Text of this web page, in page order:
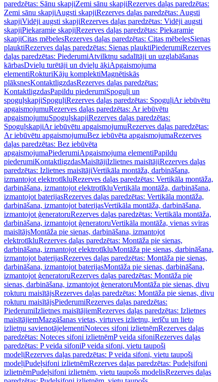
paredzētas: Sānu skapjiZemi sānu skapjiRezerves daļas paredzētas:
Zemi sānu skapjiAugsti skapjiRezerves daļas paredzētas: Augsti
skapjiVidēji augsti skapjiRezerves daļas paredzētas: Vidēji augsti
skapjiPiekaramie skapjiRezerves daļas paredzētas: Piekaramie
skapjiCitas mēbelesRezerves daļas paredzētas: Citas mēbelesSienas
plauktiRezerves daļas paredzētas: Sienas plauktiPiederumiRezerves
daļas paredzētas: PiederumiAtvilktņu sadalītāji un uzglabāšanas
kārbasDvieļu turētāji un dvieļu āķiApgaismojuma
elementiRokturiKāju komplektiMagnētiskās
plāksnesKontaktligzdasRezerves daļas paredzētas:
KontaktligzdasPapildu piederumiSpoguļi un
spoguļskapjiSpoguļiRezerves daļas paredzētas: SpoguļiAr iebūvētu
apgaismojumuRezerves daļas paredzētas: Ar iebūvētu
apgaismojumuSpoguļskapjiRezerves daļas paredzētas:
SpoguļskapjiAr iebūvētu apgaismojumuRezerves daļas paredzētas:
Ar iebūvētu apgaismojumuBez iebūvēta apgaismojumaRezerves
daļas paredzētas: Bez iebūvēta
apgaismojumaPiederumiApgaismojuma elementiPapildu
piederumiKontaktligzdasMaisītājiIzlietnes maisītājiRezerves daļas
paredzētas: Izlietnes maisītājiVertikāla montāža, darbināšana,
izmantojot elektrotīkluRezerves daļas paredzētas: Vertikāla montāža,
darbināšana, izmantojot elektrotīkluVertikāla montāža, darbināšana,
izmantojot baterijasRezerves daļas paredzētas: Vertikāla montāža,
darbināšana, izmantojot baterijasVertikāla montāža, darbināšana,
izmantojot ģeneratoruRezerves daļas paredzētas: Vertikāla montāža,
darbināšana, izmantojot ģeneratoruVertikāla montāža, vienas sviras
maisītājsMontāža pie sienas, darbināšana, izmantojot
elektrotīkluRezerves daļas paredzētas: Montāža pie sienas,
darbināšana, izmantojot elektrotīkluMontāža pie sienas, darbināšana,
izmantojot baterijasRezerves daļas paredzētas: Montāža pie sienas,
darbināšana, izmantojot baterijasMontāža pie sienas, darbināšana,
izmantojot ģeneratoruRezerves daļas paredzētas: Montāža pie
sienas, darbināšana, izmantojot ģeneratoruMontāža pie sienas, divu
rokturu maisītājsRezerves daļas paredzētas: Montāža pie sienas, divu
rokturu maisītājsPiederumiRezerves daļas paredzētas:
PiederumiIzlietnes maisītājiemRezerves daļas paredzētas: Izlietnes
maisītājiemMazgāšanas vietas, virtuves izlietņu, ierīču un lieto
izlietņu savienotājelementiNoteces sifoni izlietnēmRezerves daļas
paredzētas: Noteces sifoni izlietnēmP veida sifoniRezerves daļas
paredzētas: P veida sifoniP veida sifoni, vietu taupoši
modeļiRezerves daļas paredzētas: P veida sifoni, vietu taupoši
modeļiPudeļsifoni izlietnēmRezerves daļas paredzētas: Pudeļsifoni
izlietnēmPudeļsifoni izlietnēm, vietu taupošs modelisRezerves daļas